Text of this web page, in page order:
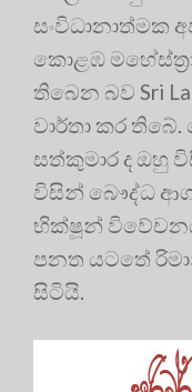
සංවිධානාත්මක
කොළඹ
තිබෙන බව Sri
වාර්තා කර
සත්කුමාර ද ඔහු
විසින් බෞද්ධ
භික්ෂූන්
පනත යටතේ
සිටියි.